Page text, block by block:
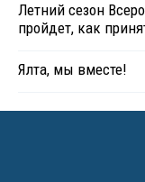
Летний сезон
пройдет, как
Ялта, мы вместе!